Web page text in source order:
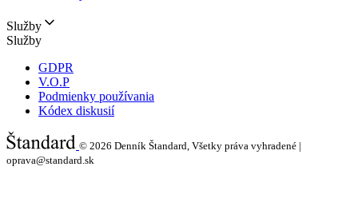
Služby
Služby
GDPR
V.O.P
Podmienky používania
Kódex diskusií
© 2026 Denník Štandard, Všetky práva vyhradené |
oprava@standard.sk